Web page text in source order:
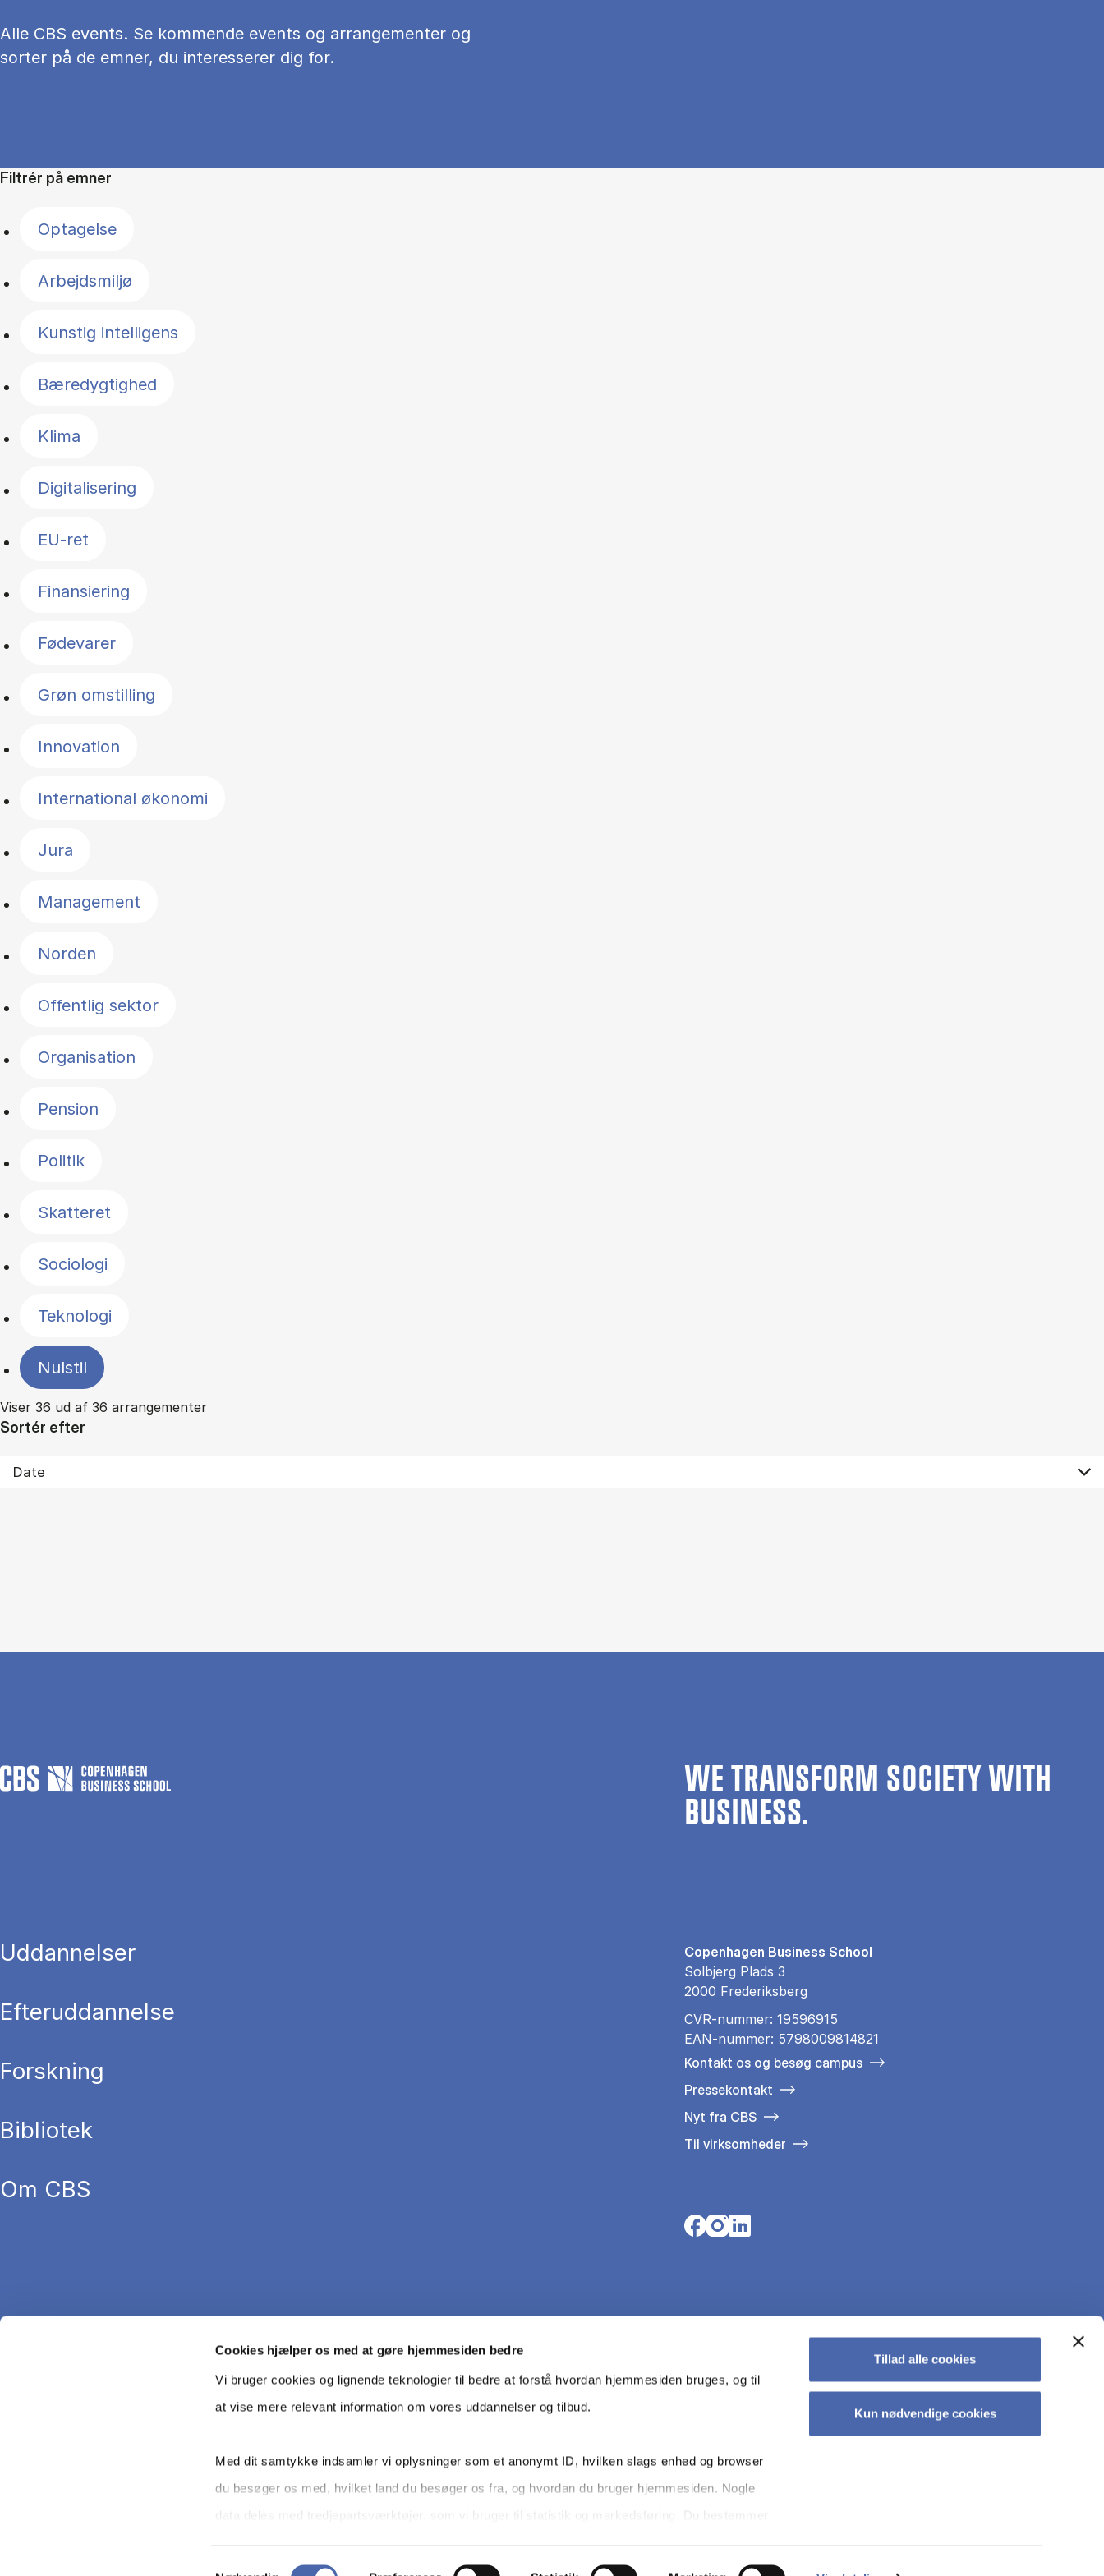
Cookies hjælper os med at gøre hjemmesiden bedre
Vi bruger cookies og lignende teknologier til bedre at forstå hvordan hjemmesiden bruges, og til
at vise mere relevant information om vores uddannelser og tilbud.
Med dit samtykke indsamler vi oplysninger som et anonymt ID, hvilken slags enhed og browser
du besøger os med, hvilket land du besøger os fra, og hvordan du bruger hjemmesiden. Nogle
Samtykkevalg
Tillad alle cookies
Kun nødvendige cookies
Alle CBS events. Se kommende events og arrangementer og
sorter på de emner, du interesserer dig for.
Filtrér på emner
Optagelse
Arbejdsmiljø
Kunstig intelligens
Bæredygtighed
Klima
Digitalisering
EU-ret
Finansiering
Fødevarer
Grøn omstilling
Innovation
International økonomi
Jura
Management
Norden
Offentlig sektor
Organisation
Pension
Politik
Skatteret
Sociologi
Teknologi
Nulstil
Viser 36 ud af 36 arrangementer
Sortér efter
WE TRANSFORM SOCIETY WITH
BUSINESS.
Uddannelser
Efteruddannelse
Forskning
Bibliotek
Om CBS
Copenhagen Business School
Solbjerg Plads 3
2000 Frederiksberg
CVR-nummer: 19596915
EAN-nummer: 5798009814821
Kontakt os og besøg campus
Pressekontakt
Nyt fra CBS
Til virksomheder
Opens in a new tab
Opens in a new tab
Opens in a new tab